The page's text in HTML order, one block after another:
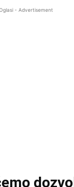
- Advertisement